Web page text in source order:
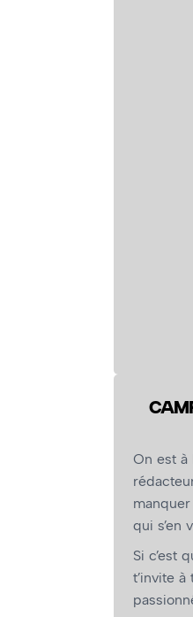
On est
qui s’en
Si c’est
t’invite